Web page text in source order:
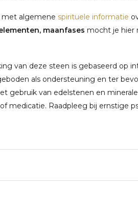
met algemene spirituele informatie
maanfases mocht je hier
van deze steen is gebaseerd op
als ondersteuning en ter
gebruik van edelstenen en
medicatie. Raadpleeg bij ernstige